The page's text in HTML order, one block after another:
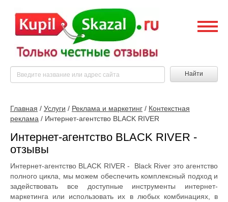
Найти
Главная / Услуги / Реклама и маркетинг / Контекстная
реклама / Интернет-агентство BLACK RIVER
Интернет-агентство BLACK RIVER -
отзывы
Интернет-агентство BLACK RIVER - Black River это агентство
полного цикла, мы можем обеспечить комплексный подход и
задействовать все доступные инструменты интернет-
маркетинга или использовать их в любых комбинациях, в